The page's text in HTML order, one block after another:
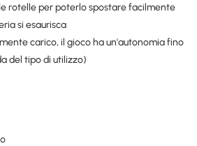
rotelle per poterlo spostare facilmente
si esaurisca
carico, il gioco ha un'autonomia fino
del tipo di utilizzo)